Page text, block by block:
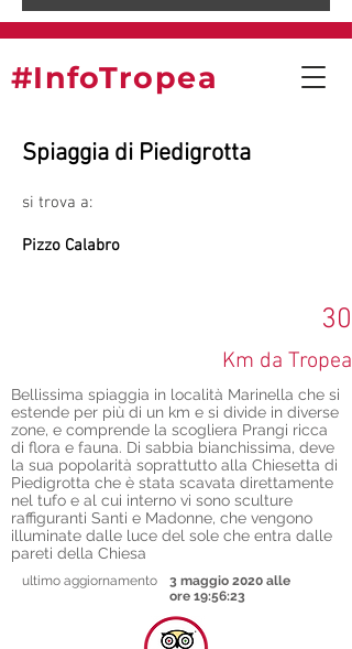
#InfoTropea
Spiaggia di Piedigrotta
si trova a:
Pizzo Calabro
30
Km da Tropea
Bellissima spiaggia in località Marinella che si
estende per più di un km e si divide in diverse
zone, e comprende la scogliera Prangi ricca
di flora e fauna. Di sabbia bianchissima, deve
la sua popolarità soprattutto alla Chiesetta di
Piedigrotta che è stata scavata direttamente
nel tufo e al cui interno vi sono sculture
raffiguranti Santi e Madonne, che vengono
illuminate dalle luce del sole che entra dalle
pareti della Chiesa
ultimo aggiornamento
3 maggio 2020 alle
ore 19:56:23